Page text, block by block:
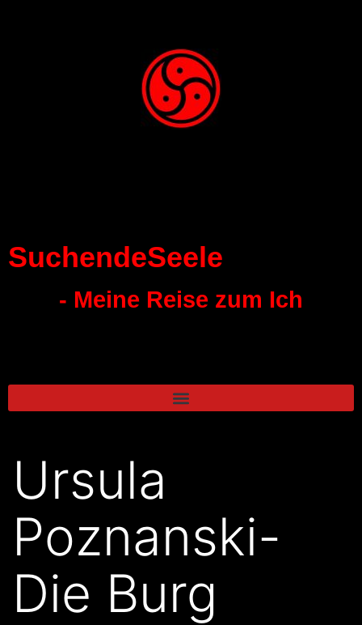
SuchendeSeele
- Meine Reise zum Ich
Ursula
Poznanski-
Die Burg